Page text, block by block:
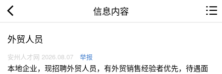
信息内容
外贸人员
安州人才网 2026.08.07 举报
本地企业，现招聘外贸人员，有外贸销售经验者优先，待遇面